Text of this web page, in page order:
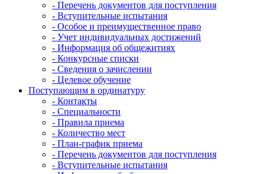
- Перечень документов для поступления
- Вступительные испытания
- Особое и преимущественное право
- Учет индивидуальных достижений
- Информация об общежитиях
- Конкурсные списки
- Сведения о зачислении
- Целевое обучение
Поступающим в ординатуру
- Контакты
- Специальности
- Правила приема
- Количество мест
- План-график приема
- Перечень документов для поступления
- Вступительные испытания